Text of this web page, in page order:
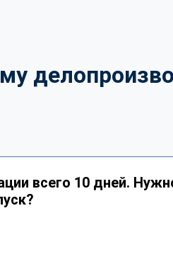
всего 10 дней.